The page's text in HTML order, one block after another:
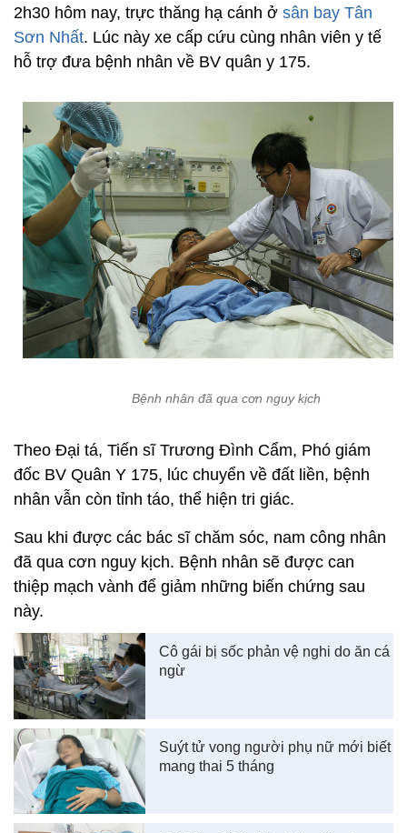
2h30 hôm nay, trực thăng hạ cánh ở sân bay Tân
Sơn Nhất. Lúc này xe cấp cứu cùng nhân viên y tế
hỗ trợ đưa bệnh nhân về BV quân y 175.
Bệnh nhân đã qua cơn nguy kịch
Theo Đại tá, Tiến sĩ Trương Đình Cẩm, Phó giám
đốc BV Quân Y 175, lúc chuyển về đất liền, bệnh
nhân vẫn còn tỉnh táo, thể hiện tri giác.
Sau khi được các bác sĩ chăm sóc, nam công nhân
đã qua cơn nguy kịch. Bệnh nhân sẽ được can
thiệp mạch vành để giảm những biến chứng sau
này.
Cô gái bị sốc phản vệ nghi do ăn cá
ngừ
Suýt tử vong người phụ nữ mới biết
mang thai 5 tháng